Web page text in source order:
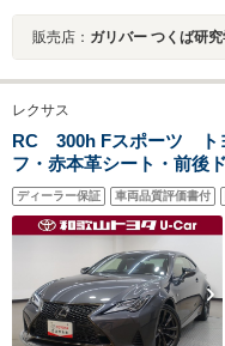
販売店： ガリバー つくば研
レクサス
RC 300h Fスポーツ ト
フ・赤本革シート・前後
ンチレーション・BSM・
ディーラー保証 車両品質評価書付